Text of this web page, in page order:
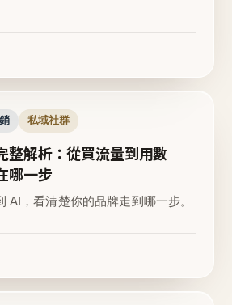
私域社群
整解析：從買流量到用數
哪一步
AI，看清楚你的品牌走到哪一步。